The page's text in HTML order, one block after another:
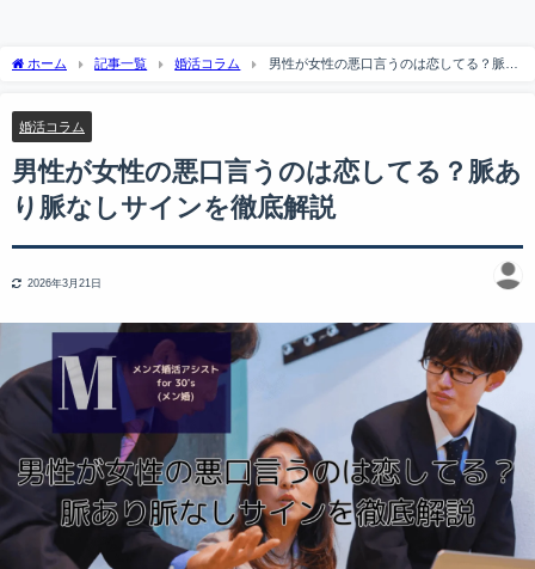
ホーム 記事一覧 婚活コラム
男性が女性の悪口言うのは恋してる？脈あ
婚活コラム
男性が女性の悪口言うのは恋してる？脈あ
り脈なしサインを徹底解説
2026年3月21日